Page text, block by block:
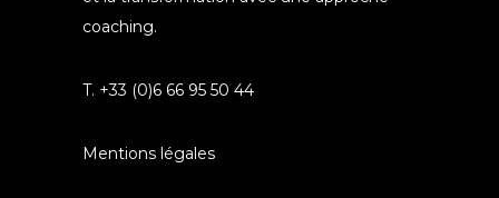
coaching.
T. +33 (0)6 66 95 50 44
Mentions légales